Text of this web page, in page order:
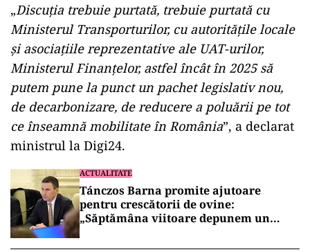
„Discuția trebuie purtată, trebuie purtată cu
Ministerul Transporturilor, cu autoritățile locale
și asociațiile reprezentative ale UAT-urilor,
Ministerul Finanțelor, astfel încât în 2025 să
putem pune la punct un pachet legislativ nou,
de decarbonizare, de reducere a poluării pe tot
ce înseamnă mobilitate în România”, a declarat
ministrul la Digi24.
ACTUALITATE
Tánczos Barna promite ajutoare
pentru crescătorii de ovine:
„Săptămâna viitoare depunem un